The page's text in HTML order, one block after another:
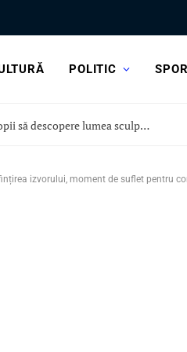
POLITIC
Astăzi, „Vacanța la muzeu” îi invită pe copii să descopere lumea sculpturii, la Curtea Domnească
izvorului, moment de suflet pentru